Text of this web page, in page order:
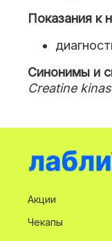
Показания к
Синонимы и
Creatine
Акции
Чекапы